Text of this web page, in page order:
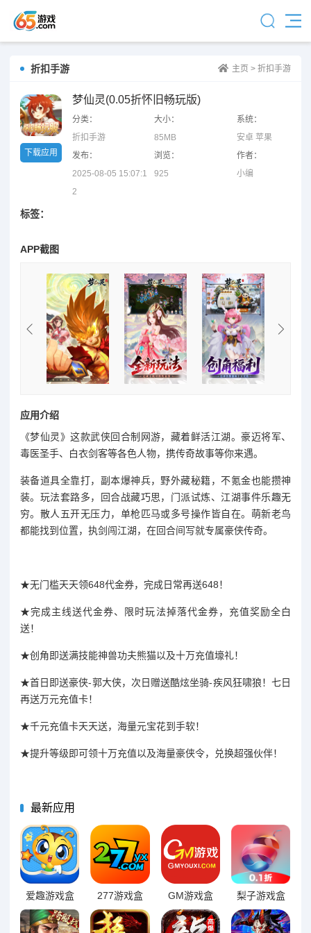
折扣手游 主页 > 折扣手游
下载应用
梦仙灵(0.05折怀旧畅玩版)
分类：
折扣手游
大小：
85MB
系统：
安卓 苹果
发布：
2025-08-05 15:07:1
2
浏览：
925
作者：
小编
标签：
APP截图
应用介绍
《梦仙灵》这款武侠回合制网游，藏着鲜活江湖。豪迈将军、
毒医圣手、白衣剑客等各色人物，携传奇故事等你来遇。
装备道具全靠打，副本爆神兵，野外藏秘籍，不氪金也能攒神
装。玩法套路多，回合战藏巧思，门派试炼、江湖事件乐趣无
穷。散人五开无压力，单枪匹马或多号操作皆自在。萌新老鸟
都能找到位置，执剑闯江湖，在回合间写就专属豪侠传奇。
★无门槛天天领648代金券，完成日常再送648！
★完成主线送代金券、限时玩法掉落代金券，充值奖励全白
送！
★创角即送满技能神兽功夫熊猫以及十万充值壕礼！
★首日即送豪侠-郭大侠，次日赠送酷炫坐骑-疾风狂啸狼！七日
再送万元充值卡！
★千元充值卡天天送，海量元宝花到手软！
★提升等级即可领十万充值以及海量豪侠令，兑换超强伙伴！
最新应用
爱趣游戏盒 277游戏盒 GM游戏盒 梨子游戏盒